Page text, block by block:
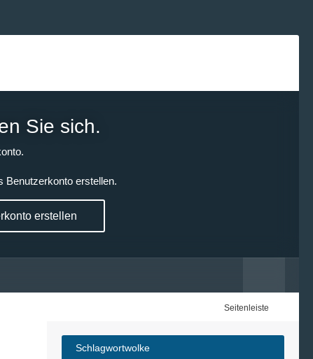
Sie sich.
Benutzerkonto erstellen.
erstellen
Seitenleiste
Schlagwortwolke